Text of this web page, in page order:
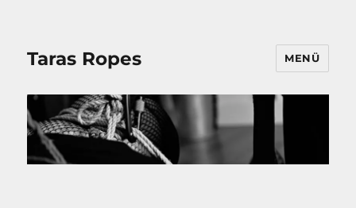
Taras Ropes MENÜ